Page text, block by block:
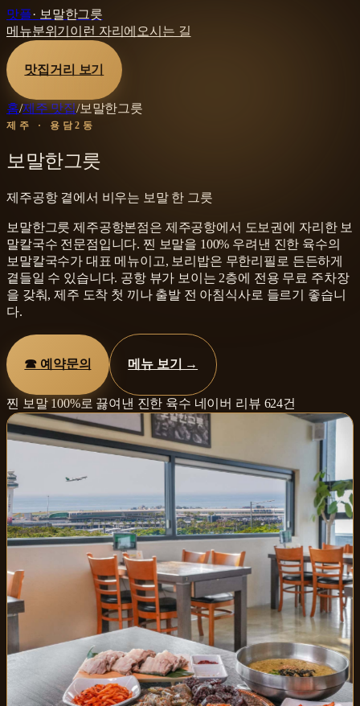
맛플· 보말한그릇
메뉴분위기 이런 자리에 오시는 길
맛집거리 보기
홈/제주 맛집/보말한그릇
제주 · 용담2동
보말한그릇
제주공항 곁에서 비우는 보말 한 그릇
보말한그릇 제주공항본점은 제주공항에서 도보권에 자리한 보
말칼국수 전문점입니다. 찐 보말을 100% 우려낸 진한 육수의
보말칼국수가 대표 메뉴이고, 보리밥은 무한리필로 든든하게
곁들일 수 있습니다. 공항 뷰가 보이는 2층에 전용 무료 주차장
을 갖춰, 제주 도착 첫 끼나 출발 전 아침식사로 들르기 좋습니
다.
☎ 예약문의 메뉴 보기 →
찐 보말 100%로 끓여낸 진한 육수 네이버 리뷰 624건